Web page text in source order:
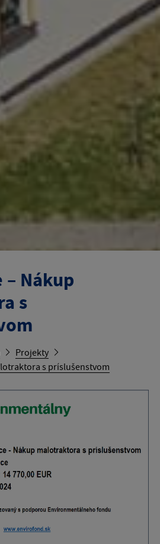
– Nákup
s
Projekty
s príslušenstvom